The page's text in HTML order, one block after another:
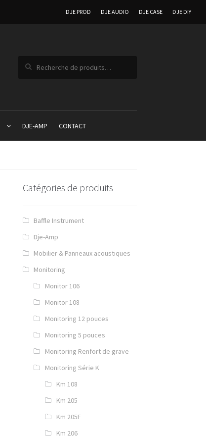
DJE PROD DJE AUDIO DJE CASE DJE DIY
DJE-AMP CONTACT
Catégories de produits
Baffle Instrument
Dje-Amp
Mobilier & Panneaux acoustiques
Monitoring
Monitor 106
Monitor 108
Monitoring 12 pouces
Monitoring 5 pouces
Monitoring Renfort de grave
Monitoring Série K
Km 108
Km 205
Km 205F
Km 206